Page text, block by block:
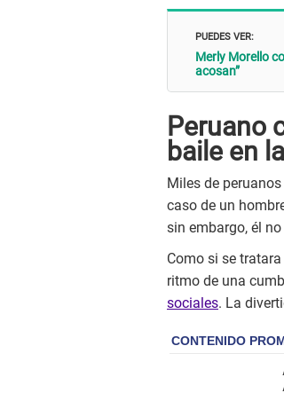
PUEDES VER:
Merly Morello
acosan”
Peruano
baile en
Miles de
caso de un
sin embargo, él
Como si se
ritmo de una
sociales. La